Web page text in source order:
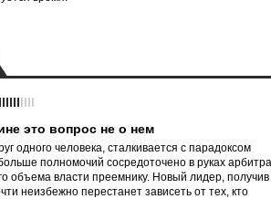
это вопрос не о нем
одного человека, сталкивается с парадоксом
полномочий сосредоточено в руках
объема власти преемнику. Новый лидер, получив
неизбежно перестанет зависеть от тех, кто